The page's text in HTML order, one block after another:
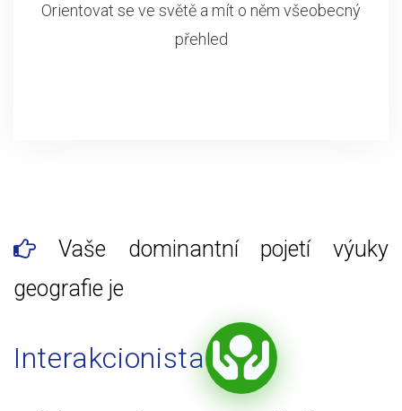
Orientovat se ve světě a mít o něm všeobecný
přehled
Vaše dominantní pojetí výuky
geografie je
Interakcionista